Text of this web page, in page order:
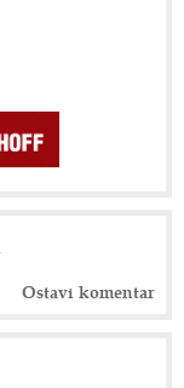
Ostavi komentar